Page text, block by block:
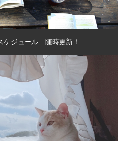
ケジュール 随時更新！